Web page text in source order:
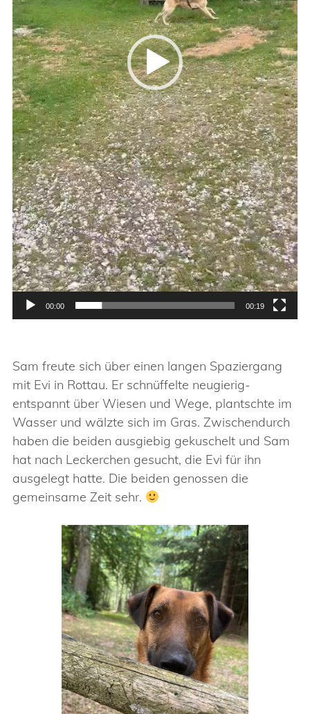
00:00 00:19
Sam freute sich über einen langen Spaziergang
mit Evi in Rottau. Er schnüffelte neugierig-
entspannt über Wiesen und Wege, plantschte im
Wasser und wälzte sich im Gras. Zwischendurch
haben die beiden ausgiebig gekuschelt und Sam
hat nach Leckerchen gesucht, die Evi für ihn
ausgelegt hatte. Die beiden genossen die
gemeinsame Zeit sehr.